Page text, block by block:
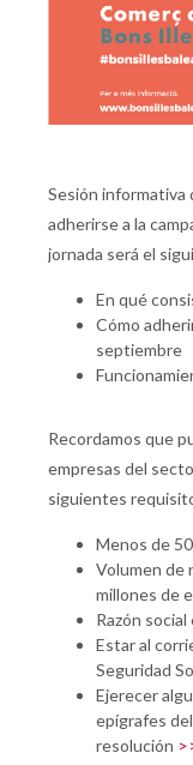
Sesión informativa
adherirse a la
jornada será el
En qué
Cómo
septiembre
Recordamos que
empresas del
siguientes
Menos de
Volumen de
millones de
Razón
Estar al
Seguridad
Ejerecer
epígrafes
resolución